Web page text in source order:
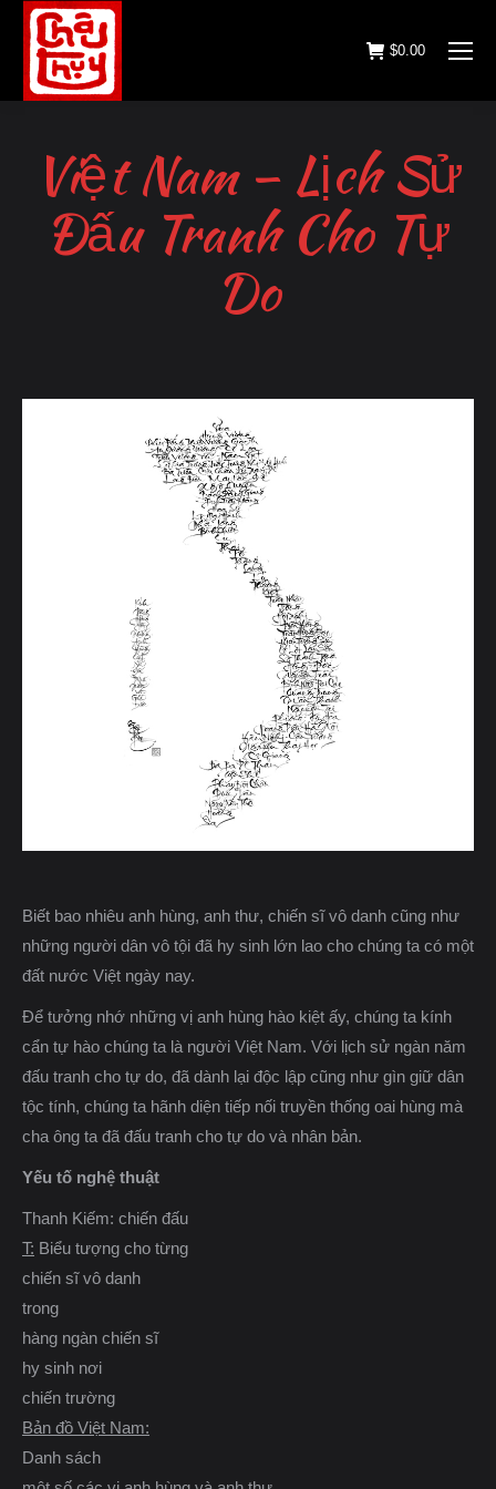
$0.00
Việt Nam – Lịch Sử
Đấu Tranh Cho Tự
Do
Biết bao nhiêu anh hùng, anh thư, chiến sĩ vô danh cũng như
những người dân vô tội đã hy sinh lớn lao cho chúng ta có một
đất nước Việt ngày nay.
Ðể tưởng nhớ những vị anh hùng hào kiệt ấy, chúng ta kính
cẩn tự hào chúng ta là người Việt Nam. Với lịch sử ngàn năm
đấu tranh cho tự do, đã dành lại độc lập cũng như gìn giữ dân
tộc tính, chúng ta hãnh diện tiếp nối truyền thống oai hùng mà
cha ông ta đã đấu tranh cho tự do và nhân bản.
Yếu tố nghệ thuật
Thanh Kiếm: chiến đấu
T: Biểu tượng cho từng
chiến sĩ vô danh
trong
hàng ngàn chiến sĩ
hy sinh nơi
chiến trường
Bản đồ Việt Nam:
Danh sách